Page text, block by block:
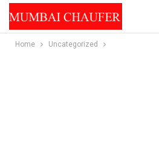
Home Uncategorized